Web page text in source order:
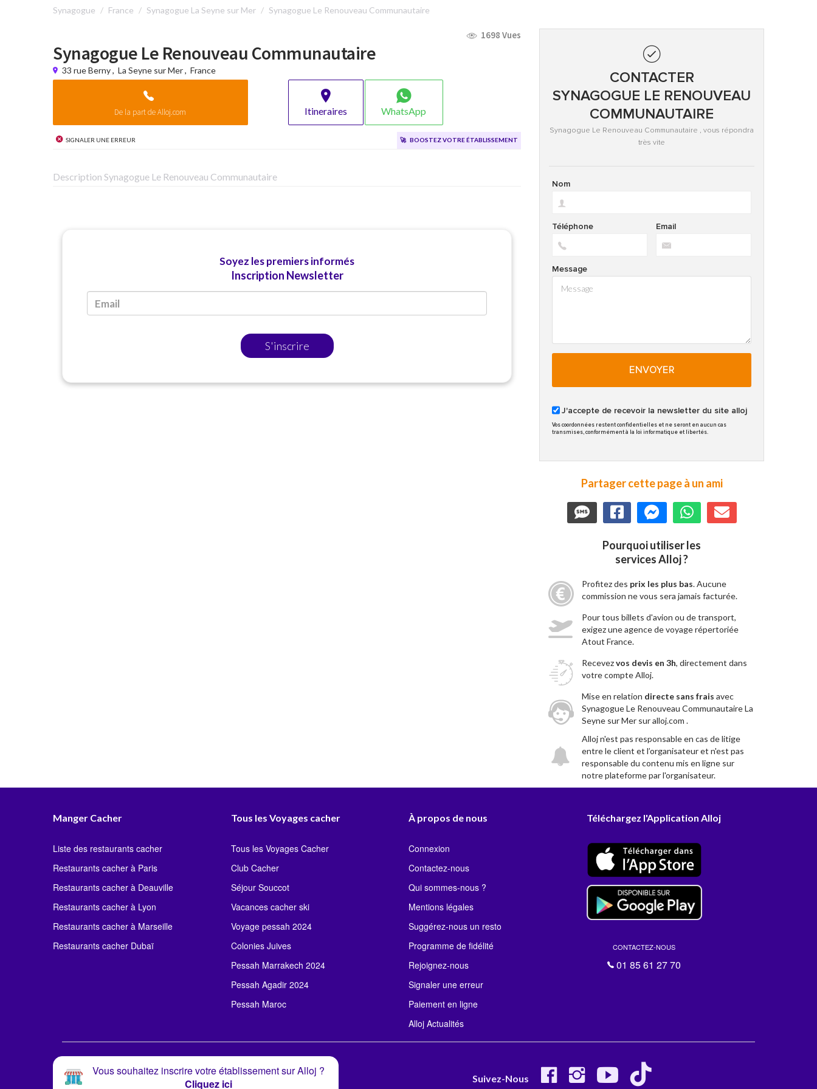
Synagogue France Synagogue La Seyne sur Mer Synagogue Le Renouveau Communautaire
1698 Vues
Synagogue Le Renouveau Communautaire
33 rue Berny, La Seyne sur Mer, France
De la part de Alloj.com Itineraires WhatsApp
Signaler une erreur 🚀 Boostez votre établissement
Description Synagogue Le Renouveau Communautaire
Soyez les premiers informés
Inscription Newsletter
S'inscrire
CONTACTER
SYNAGOGUE LE RENOUVEAU
COMMUNAUTAIRE
Synagogue Le Renouveau Communautaire , vous répondra
très vite
Nom
Email
Téléphone
Message
ENVOYER
J'accepte de recevoir la newsletter du site alloj
Vos coordonnées restent confidentielles et ne seront en aucun cas
transmises, conformément à la loi informatique et libertés.
Partager cette page à un ami
Pourquoi utiliser les
services Alloj ?
Profitez des prix les plus bas. Aucune
commission ne vous sera jamais facturée.
Pour tous billets d'avion ou de transport,
exigez une agence de voyage répertoriée
Atout France.
Recevezvos devis en 3h, directement dans
votre compte Alloj.
Mise en relation directe sans frais avec
Synagogue Le Renouveau Communautaire La
Seyne sur Mer sur alloj.com .
Alloj n'est pas responsable en cas de litige
entre le client et l’organisateur et n'est pas
responsable du contenu mis en ligne sur
notre plateforme par l'organisateur.
Manger Cacher
Liste des restaurants cacher
Restaurants cacher à Paris
Restaurants cacher à Deauville
Restaurants cacher à Lyon
Restaurants cacher à Marseille
Restaurants cacher Dubaï
Tous les Voyages cacher
Tous les Voyages Cacher
Club Cacher
Séjour Souccot
Vacances cacher ski
Voyage pessah 2024
Colonies Juives
Pessah Marrakech 2024
Pessah Agadir 2024
Pessah Maroc
À propos de nous
Connexion
Contactez-nous
Qui sommes-nous ?
Mentions légales
Suggérez-nous un resto
Programme de fidélité
Rejoignez-nous
Signaler une erreur
Paiement en ligne
Alloj Actualités
Téléchargez l'Application Alloj
CONTACTEZ-NOUS
01 85 61 27 70
Vous souhaitez inscrire votre établissement sur Alloj ?
Cliquez ici
Suivez-Nous